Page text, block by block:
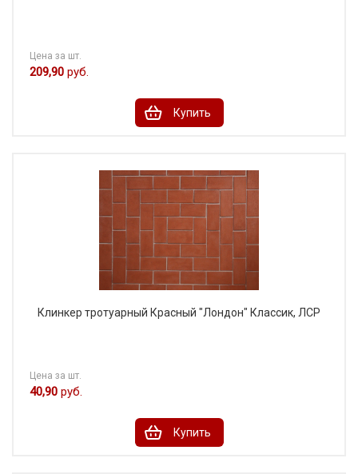
Цена за шт.
209,90 руб.
Купить
Клинкер тротуарный Красный "Лондон" Классик, ЛСР
Цена за шт.
40,90 руб.
Купить